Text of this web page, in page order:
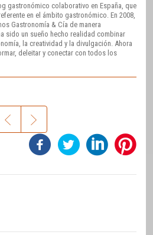
gastronómico colaborativo en España, que
en el ámbito gastronómico. En 2008,
Gastronomía & Cía de manera
sido un sueño hecho realidad combinar
la creatividad y la divulgación. Ahora
deleitar y conectar con todos los